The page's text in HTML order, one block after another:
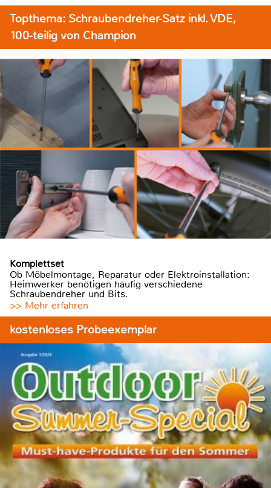
Topthema: Schraubendreher-Satz inkl. VDE,
100-teilig von Champion
Komplettset
Ob Möbelmontage, Reparatur oder Elektroinstallation:
Heimwerker benötigen häufig verschiedene
Schraubendreher und Bits.
>> Mehr erfahren
kostenloses Probeexemplar